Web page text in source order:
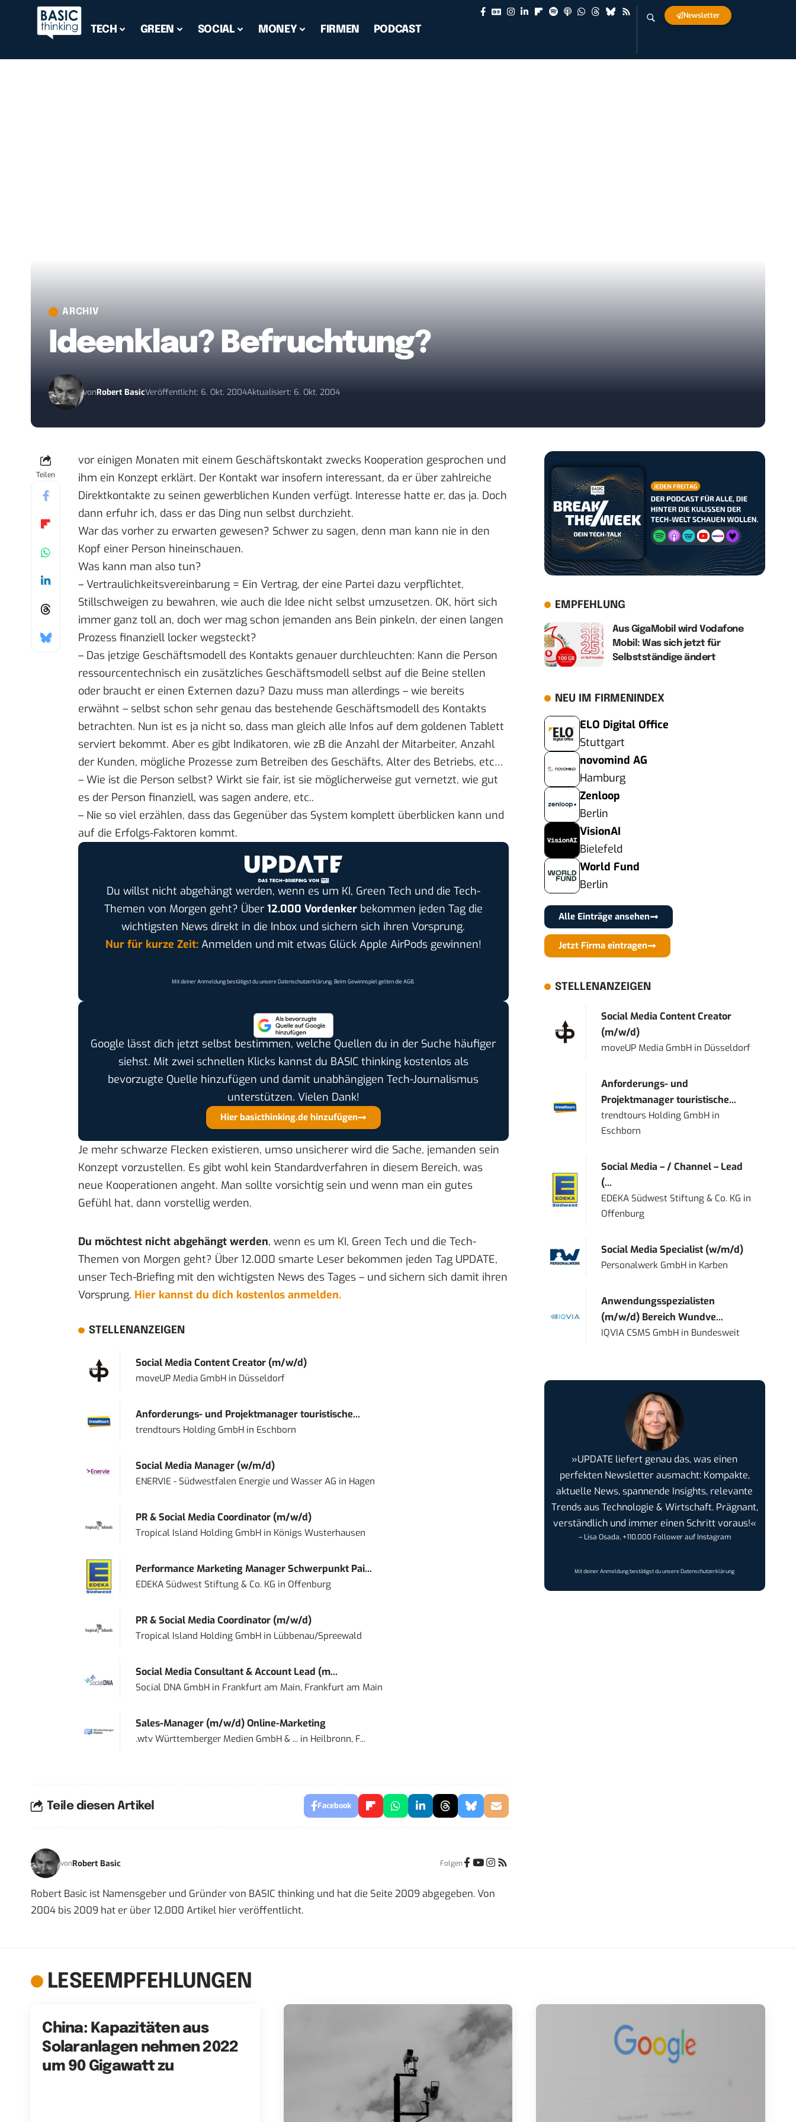
TECH GREEN SOCIAL MONEY FIRMEN PODCAST
Newsletter
ARCHIV
Ideenklau? Befruchtung?
vonRobert BasicVeröffentlicht: 6. Okt. 2004Aktualisiert: 6. Okt. 2004
Teilen
vor einigen Monaten mit einem Geschäftskontakt zwecks Kooperation gesprochen und
ihm ein Konzept erklärt. Der Kontakt war insofern interessant, da er über zahlreiche
Direktkontakte zu seinen gewerblichen Kunden verfügt. Interesse hatte er, das ja. Doch
dann erfuhr ich, dass er das Ding nun selbst durchzieht.
War das vorher zu erwarten gewesen? Schwer zu sagen, denn man kann nie in den
Kopf einer Person hineinschauen.
Was kann man also tun?
– Vertraulichkeitsvereinbarung = Ein Vertrag, der eine Partei dazu verpflichtet,
Stillschweigen zu bewahren, wie auch die Idee nicht selbst umzusetzen. OK, hört sich
immer ganz toll an, doch wer mag schon jemanden ans Bein pinkeln, der einen langen
Prozess finanziell locker wegsteckt?
– Das jetzige Geschäftsmodell des Kontakts genauer durchleuchten: Kann die Person
ressourcentechnisch ein zusätzliches Geschäftsmodell selbst auf die Beine stellen
oder braucht er einen Externen dazu? Dazu muss man allerdings – wie bereits
erwähnt – selbst schon sehr genau das bestehende Geschäftsmodell des Kontakts
betrachten. Nun ist es ja nicht so, dass man gleich alle Infos auf dem goldenen Tablett
serviert bekommt. Aber es gibt Indikatoren, wie zB die Anzahl der Mitarbeiter, Anzahl
der Kunden, mögliche Prozesse zum Betreiben des Geschäfts, Alter des Betriebs, etc…
– Wie ist die Person selbst? Wirkt sie fair, ist sie möglicherweise gut vernetzt, wie gut
es der Person finanziell, was sagen andere, etc..
– Nie so viel erzählen, dass das Gegenüber das System komplett überblicken kann und
auf die Erfolgs-Faktoren kommt.
Du willst nicht abgehängt werden, wenn es um KI, Green Tech und die Tech-
Themen von Morgen geht? Über 12.000 Vordenkerbekommen jeden Tag die
wichtigsten News direkt in die Inbox und sichern sich ihren Vorsprung.
Nur für kurze Zeit:Anmelden und mit etwas Glück Apple AirPods gewinnen!
Mit deiner Anmeldung bestätigst du unsereDatenschutzerklärung. Beim Gewinnspiel gelten dieAGB.
Google lässt dich jetzt selbst bestimmen, welche Quellen du in der Suche häufiger
siehst. Mit zwei schnellen Klicks kannst du BASIC thinking kostenlos als
bevorzugte Quelle hinzufügen und damit unabhängigen Tech-Journalismus
unterstützen. Vielen Dank!
Hier basicthinking.de hinzufügen
Je mehr schwarze Flecken existieren, umso unsicherer wird die Sache, jemanden sein
Konzept vorzustellen. Es gibt wohl kein Standardverfahren in diesem Bereich, was
neue Kooperationen angeht. Man sollte vorsichtig sein und wenn man ein gutes
Gefühl hat, dann vorstellig werden.
Du möchtest nicht abgehängt werden, wenn es um KI, Green Tech und die Tech-
Themen von Morgen geht? Über 12.000 smarte Leser bekommen jeden Tag UPDATE,
unser Tech-Briefing mit den wichtigsten News des Tages – und sichern sich damit ihren
Vorsprung. Hier kannst du dich kostenlos anmelden.
STELLENANZEIGEN
Social Media Content Creator (m/w/d)
moveUP Media GmbHin Düsseldorf
Anforderungs- und Projektmanager touristische...
trendtours Holding GmbHin Eschborn
Social Media Manager (w/m/d)
ENERVIE - Südwestfalen Energie und Wasser AG in Hagen
PR & Social Media Coordinator (m/w/d)
Tropical Island Holding GmbHin Königs Wusterhausen
Performance Marketing Manager Schwerpunkt Pai...
EDEKA Südwest Stiftung & Co. KG in Offenburg
PR & Social Media Coordinator (m/w/d)
Tropical Island Holding GmbHin Lübbenau/Spreewald
Social Media Consultant & Account Lead (m...
Social DNA GmbHin Frankfurt am Main, Frankfurt am Main
Sales-Manager (m/w/d) Online-Marketing
.wtv Württemberger Medien GmbH & ...in Heilbronn, F...
Teile diesen Artikel Facebook
vonRobert Basic Folgen
Robert Basic ist Namensgeber und Gründer von BASIC thinking und hat die Seite 2009 abgegeben. Von
2004 bis 2009 hat er über 12.000 Artikel hier veröffentlicht.
EMPFEHLUNG
Aus GigaMobil wird Vodafone
Mobil: Was sich jetzt für
Selbstständige ändert
NEU IM FIRMENINDEX
ELO Digital Office
Stuttgart
novomind AG
Hamburg
Zenloop
Berlin
VisionAI
Bielefeld
World Fund
Berlin
Alle Einträge ansehen
Jetzt Firma eintragen
STELLENANZEIGEN
Social Media Content Creator
(m/w/d)
moveUP Media GmbH in Düsseldorf
Anforderungs- und
Projektmanager touristische...
trendtours Holding GmbH in
Eschborn
Social Media – / Channel – Lead
(...
EDEKA Südwest Stiftung & Co. KG in
Offenburg
Social Media Specialist (w/m/d)
Personalwerk GmbH in Karben
Anwendungsspezialisten
(m/w/d) Bereich Wundve...
IQVIA CSMS GmbH in Bundesweit
»UPDATE liefert genau das, was einen
perfekten Newsletter ausmacht: Kompakte,
aktuelle News, spannende Insights, relevante
Trends aus Technologie & Wirtschaft. Prägnant,
verständlich und immer einen Schritt voraus!«
– Lisa Osada, +110.000 Follower auf Instagram
Mit deiner Anmeldung bestätigst du unsereDatenschutzerklärung
LESEEMPFEHLUNGEN
China: Kapazitäten aus
Solaranlagen nehmen 2022
um 90 Gigawatt zu